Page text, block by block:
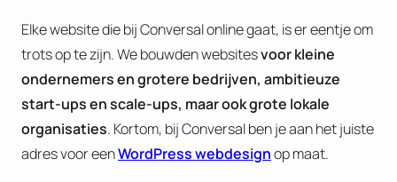
Elke website die bij Conversal online gaat, is er eentje om
trots op te zijn. We bouwden websitesvoor kleine
ondernemers en grotere bedrijven, ambitieuze
start-ups en scale-ups, maar ook grote lokale
organisaties. Kortom, bij Conversal ben je aan het juiste
adres voor eenWordPress webdesignop maat.